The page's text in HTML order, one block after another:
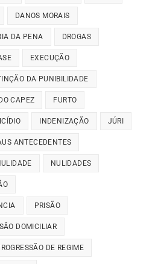
DANOS MORAIS
DA PENA DROGAS
EXECUÇÃO
DA PUNIBILIDADE
CAPEZ FURTO
INDENIZAÇÃO JÚRI
ANTECEDENTES
NULIDADES
PRISÃO
DOMICILIAR
DE REGIME